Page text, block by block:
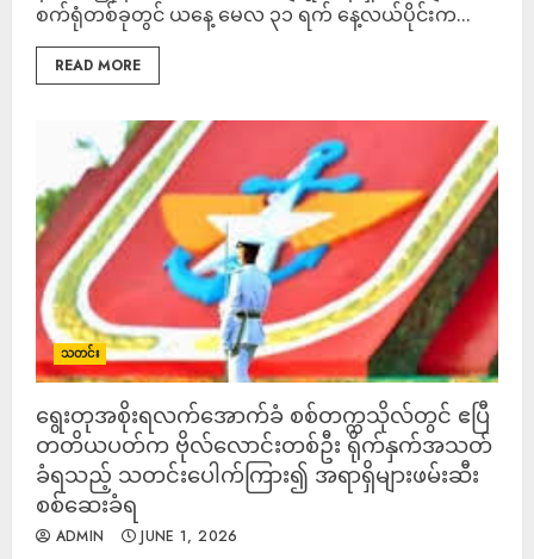
စက်ရုံတစ်ခုတွင် ယနေ့ မေလ ၃၁ ရက် နေ့လယ်ပိုင်းက...
READ MORE
သတင်း
ရွေးတုအစိုးရလက်အောက်ခံ စစ်တက္ကသိုလ်တွင် ဧပြီ
တတိယပတ်က ဗိုလ်လောင်းတစ်ဦး ရိုက်နှက်အသတ်
ခံရသည့် သတင်းပေါက်ကြား၍ အရာရှိများဖမ်းဆီး
စစ်ဆေးခံရ
ADMIN JUNE 1, 2026